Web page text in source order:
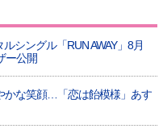
シングル「RUN AWAY」8月
ー公開
かな笑顔…「恋は飴模様」あす